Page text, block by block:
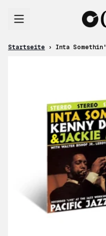
Startseite › Inta Somethin'
vorheriges